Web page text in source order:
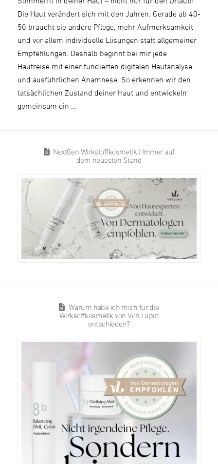
Die Haut verändert sich mit den Jahren. Gerade ab 40-
50 braucht sie andere Pflege, mehr Aufmerksamkeit
und vor allem individuelle Lösungen statt allgemeiner
Empfehlungen. Deshalb beginnt bei mir jede
Hautreise mit einer fundierten digitalen Hautanalyse
und ausführlichen Anamnese. So erkennen wir den
tatsächlichen Zustand deiner Haut und entwickeln
gemeinsam ein …
NextGen Wirkstoffkosmetik | Immer auf
dem neuesten Stand
Warum habe ich mich für die
Wirksoffkosmetik von Von Lupin
entschieden?